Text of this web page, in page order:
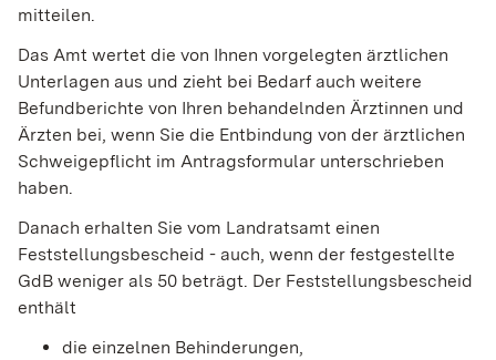
mitteilen.
Das Amt wertet die von Ihnen vorgelegten ärztlichen
Unterlagen aus und zieht bei Bedarf auch weitere
Befundberichte von Ihren behandelnden Ärztinnen und
Ärzten bei, wenn Sie die Entbindung von der ärztlichen
Schweigepflicht im Antragsformular unterschrieben
haben.
Danach erhalten Sie vom Landratsamt einen
Feststellungsbescheid - auch, wenn der festgestellte
GdB weniger als 50 beträgt. Der Feststellungsbescheid
enthält
die einzelnen Behinderungen,